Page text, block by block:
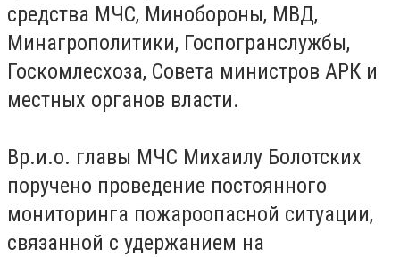
средства МЧС, Минобороны, МВД,
Минагрополитики, Госпогранслужбы,
Госкомлесхоза, Совета министров АРК и
местных органов власти.
Вр.и.о. главы МЧС Михаилу Болотских
поручено проведение постоянного
мониторинга пожароопасной ситуации,
связанной с удержанием на